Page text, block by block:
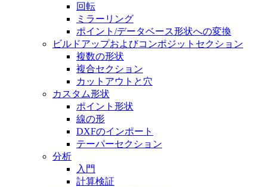
回転
ミラーリング
ポイント/データベース形状への変換
ビルドアップおよびコンポジットセクション
複数の形状
複合セクション
カットアウトと穴
カスタム形状
ポイント形状
線の形
DXFのインポート
テーパーセクション
分析
入門
計算検証